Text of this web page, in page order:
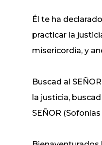
Él te ha
practicar la
misericordia, y
Buscad al
la justicia,
SEÑOR (Sofonías